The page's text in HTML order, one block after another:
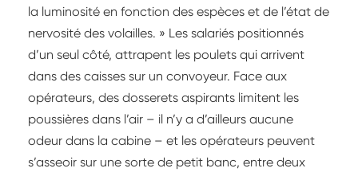
la luminosité en fonction des espèces et de l’état de
nervosité des volailles. » Les salariés positionnés
d’un seul côté, attrapent les poulets qui arrivent
dans des caisses sur un convoyeur. Face aux
opérateurs, des dosserets aspirants limitent les
poussières dans l’air – il n’y a d’ailleurs aucune
odeur dans la cabine – et les opérateurs peuvent
s’asseoir sur une sorte de petit banc, entre deux